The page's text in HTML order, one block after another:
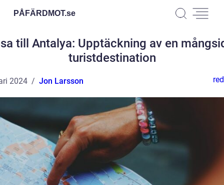
PÅFÄRDMOT.se
till Antalya: Upptäckning av en
turistdestination
2024 Jon Larsson